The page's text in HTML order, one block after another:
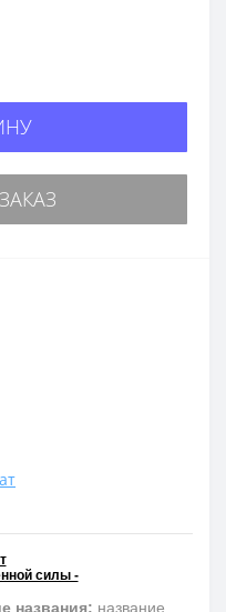
силы -
названия: название